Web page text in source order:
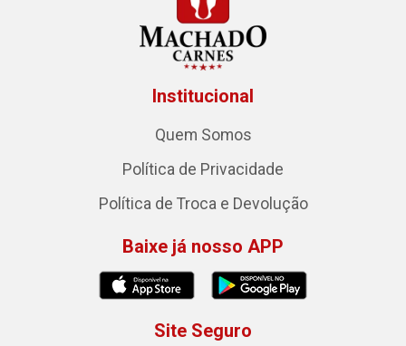
Institucional
Quem Somos
Política de Privacidade
Política de Troca e Devolução
Baixe já nosso APP
Site Seguro